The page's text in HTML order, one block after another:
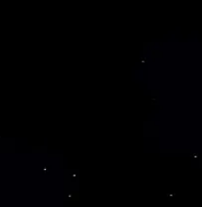
日本語